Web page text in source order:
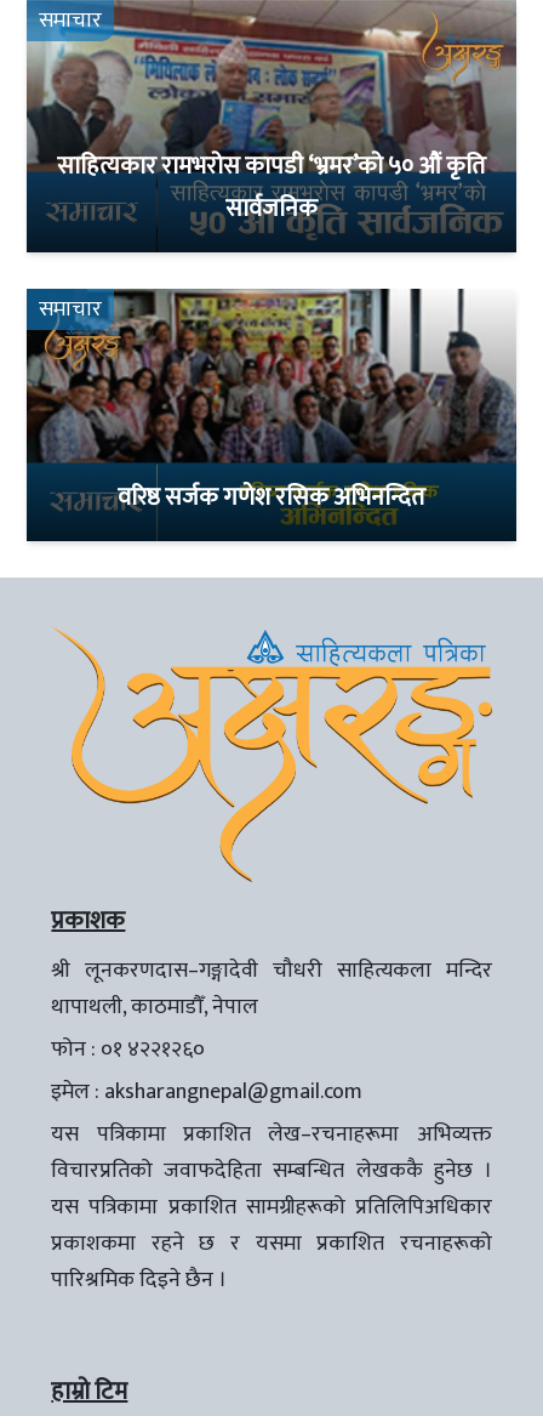
समाचार
साहित्यकार रामभरोस कापडी ‘भ्रमर’को ५० औं कृति
सार्वजनिक
समाचार
वरिष्ठ सर्जक गणेश रसिक अभिनन्दित
प्रकाशक
श्री लूनकरणदास–गङ्गादेवी चौधरी साहित्यकला मन्दिर
थापाथली, काठमाडौँ, नेपाल
फोन : ०१ ४२२१२६०
इमेल : aksharangnepal@gmail.com
यस पत्रिकामा प्रकाशित लेख–रचनाहरूमा अभिव्यक्त
विचारप्रतिको जवाफदेहिता सम्बन्धित लेखककै हुनेछ ।
यस पत्रिकामा प्रकाशित सामग्रीहरूको प्रतिलिपिअधिकार
प्रकाशकमा रहने छ र यसमा प्रकाशित रचनाहरूको
पारिश्रमिक दिइने छैन ।
हाम्रो टिम